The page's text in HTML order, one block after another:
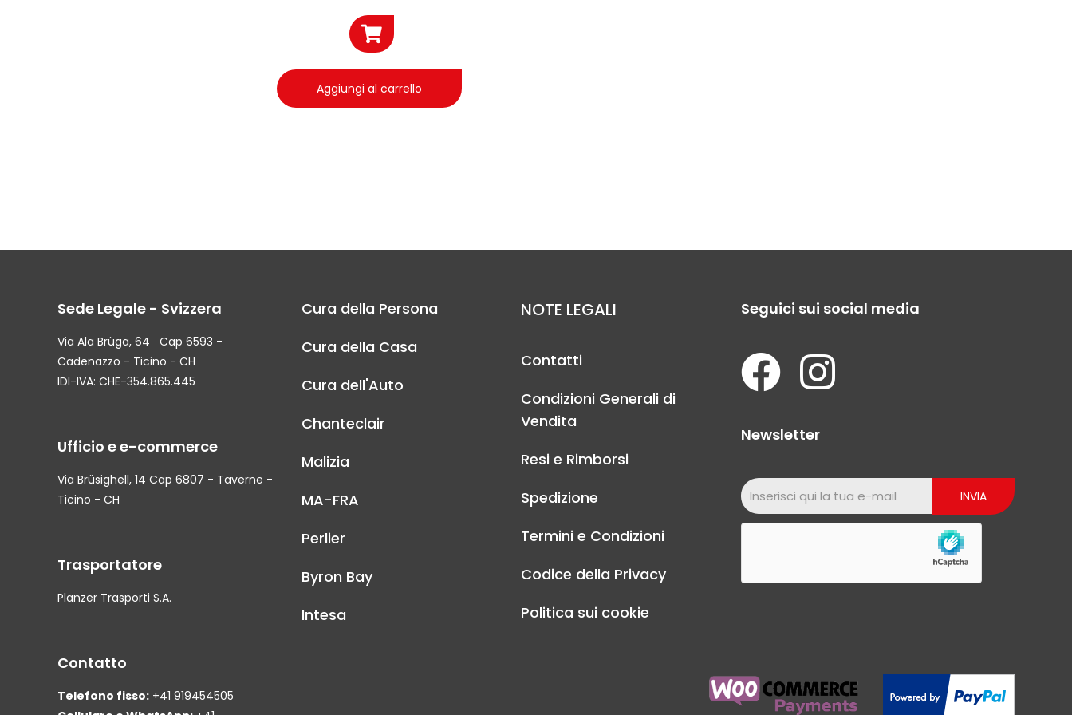
Aggiungi al carrello
Sede Legale - Svizzera
Via Ala Brüga, 64 Cap 6593 -
Cadenazzo - Ticino - CH
IDI-IVA: CHE-354.865.445
Ufficio e e-commerce
Via Brüsighell, 14 Cap 6807 - Taverne -
Ticino - CH
Trasportatore
Planzer Trasporti S.A.
Contatto
Telefono fisso: +41 919454505
Cura della Persona
Cura della Casa
Cura dell'Auto
Chanteclair
Malizia
MA-FRA
Perlier
Byron Bay
Intesa
NOTE LEGALI
Contatti
Condizioni Generali di
Vendita
Resi e Rimborsi
Spedizione
Termini e Condizioni
Codice della Privacy
Politica sui cookie
Seguici sui social media
Newsletter